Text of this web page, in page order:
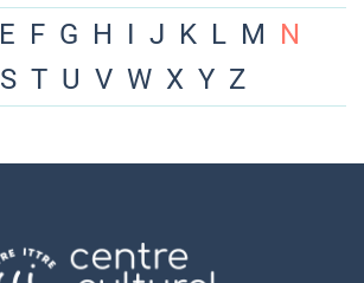
E F G H I J K L M N
S T U V W X Y Z